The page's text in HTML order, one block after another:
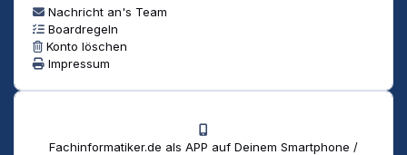
Nachricht an's Team
Boardregeln
Konto löschen
Impressum
Fachinformatiker.de als APP auf Deinem Smartphone /